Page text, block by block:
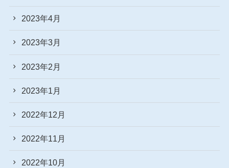
2023年4月
2023年3月
2023年2月
2023年1月
2022年12月
2022年11月
2022年10月